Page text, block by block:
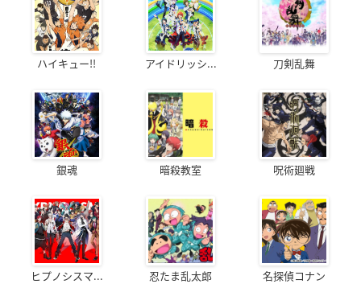
ハイキュー!! アイドリッシ... 刀剣乱舞
銀魂 暗殺教室 呪術廻戦
ヒプノシスマ... 忍たま乱太郎 名探偵コナン